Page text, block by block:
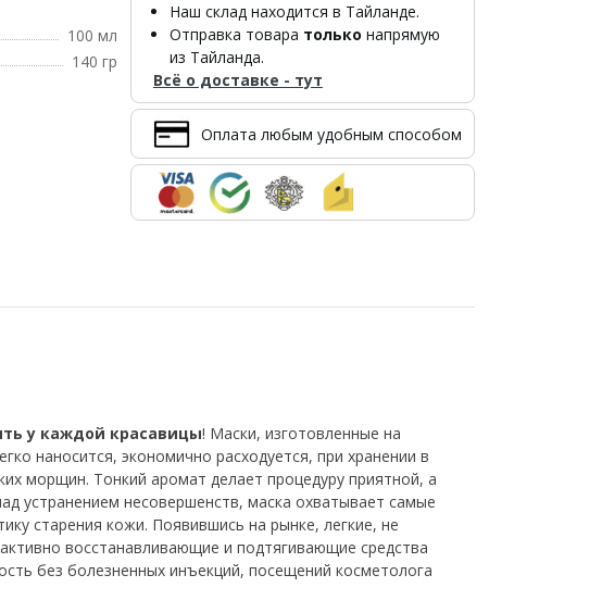
100 мл
140 гр
Наш склад находится в Тайланде.
Отправка товара только напрямую
из Тайланда.
Всё о доставке - тут
Оплата любым удобным способом
у каждой красавицы! Маски, изготовленные на
наносится, экономично расходуется, при хранении в
морщин. Тонкий аромат делает процедуру приятной, а
устранением несовершенств, маска охватывает самые
старения кожи. Появившись на рынке, легкие, не
восстанавливающие и подтягивающие средства
без болезненных инъекций, посещений косметолога